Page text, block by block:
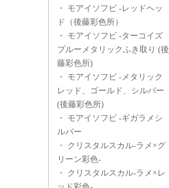
・ モアイソフビ -レッドヘッ
ド（後藤彩色所）
・ モアイソフビ -ターコイズ
ブルーメタリックふき取り (後
藤彩色所)
・ モアイソフビ -メタリック
レッド、ゴールド、シルバー
(後藤彩色所)
・ モアイソフビ -ギガラメシ
ルバー
・ クリスタルスカル-ラメ×グ
リーン彩色-
・ クリスタルスカル-ラメ×レ